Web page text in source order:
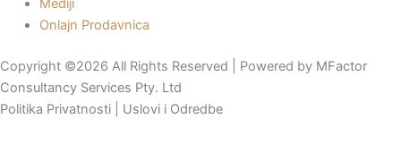
Mediji
Onlajn Prodavnica
Copyright ©2026 All Rights Reserved | Powered by MFactor
Consultancy Services Pty. Ltd
Politika Privatnosti
Uslovi i Odredbe